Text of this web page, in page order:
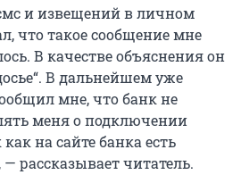
и извещений в личном
что такое сообщение мне
В качестве объяснения он
В дальнейшем уже
мне, что банк не
меня о подключении
на сайте банка есть
рассказывает читатель.